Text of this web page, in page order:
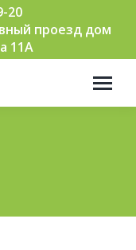
20
проезд дом
11А